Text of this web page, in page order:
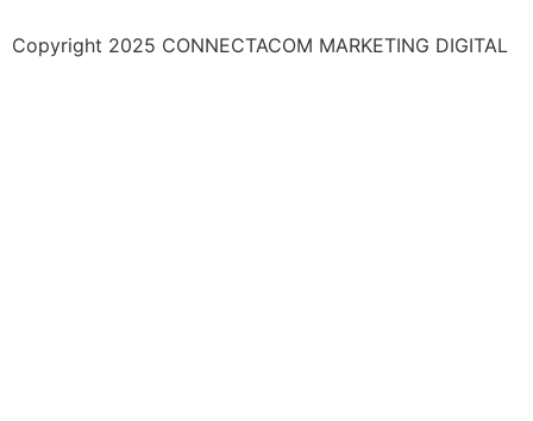
Copyright 2025 CONNECTACOM MARKETING DIGITAL